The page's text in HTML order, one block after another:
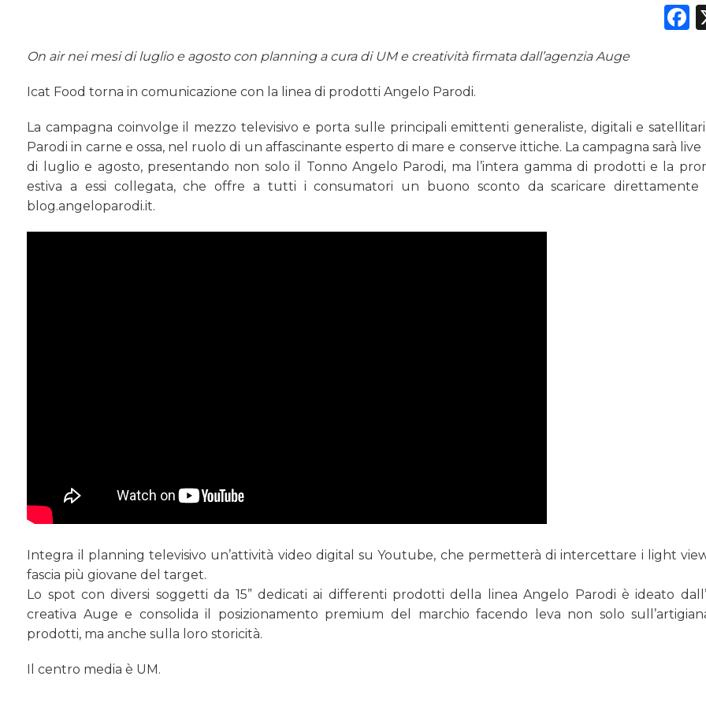
PREVISIONI/SCENARI
NORMATIVE
On air nei mesi di luglio e agosto con planning a cura di UM e creatività firmata dall’agenzia Auge
Icat Food torna in comunicazione con la linea di prodotti Angelo Parodi.
La campagna coinvolge il mezzo televisivo e porta sulle principali emittenti generaliste, digitali e
Parodi in carne e ossa, nel ruolo di un affascinante esperto di mare e conserve ittiche. La campagna sarà live
di luglio e agosto, presentando non solo il Tonno Angelo Parodi, ma l’intera gamma di prodotti e la
estiva a essi collegata, che offre a tutti i consumatori un buono sconto da scaricare direttamente
blog.angeloparodi.it.
Integra il planning televisivo un’attività video digital su Youtube, che permetterà di intercettare i light
fascia più giovane del target.
Lo spot con diversi soggetti da 15” dedicati ai differenti prodotti della linea Angelo Parodi è ideato
creativa Auge e consolida il posizionamento premium del marchio facendo leva non solo
prodotti, ma anche sulla loro storicità.
Il centro media è UM.